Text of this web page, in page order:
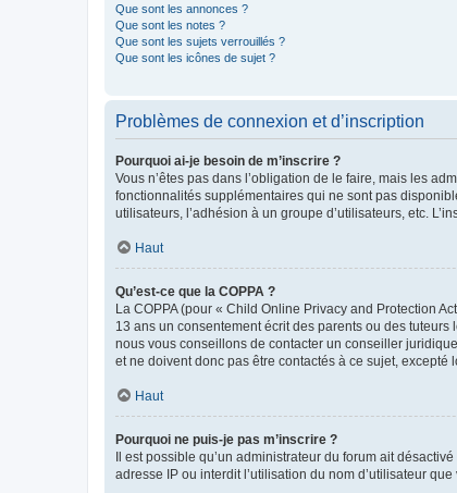
Que sont les annonces ?
Que sont les notes ?
Que sont les sujets verrouillés ?
Que sont les icônes de sujet ?
Problèmes de connexion et d’inscription
Pourquoi ai-je besoin de m’inscrire ?
Vous n’êtes pas dans l’obligation de le faire, mais les
fonctionnalités supplémentaires qui ne sont pas
utilisateurs, l’adhésion à un groupe d’utilisateurs, etc.
Haut
Qu’est-ce que la COPPA ?
La COPPA (pour « Child Online Privacy and Protection
13 ans un consentement écrit des parents ou des
nous vous conseillons de contacter un conseiller
et ne doivent donc pas être contactés à ce sujet, excepté
Haut
Pourquoi ne puis-je pas m’inscrire ?
Il est possible qu’un administrateur du forum ait
adresse IP ou interdit l’utilisation du nom d’utilisateur